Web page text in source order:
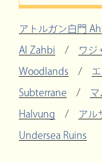
アトルガン白門
Al Zahbi / ワジ
Woodlands /
Subterrane / マ
Halvung / アル
Undersea Ruins